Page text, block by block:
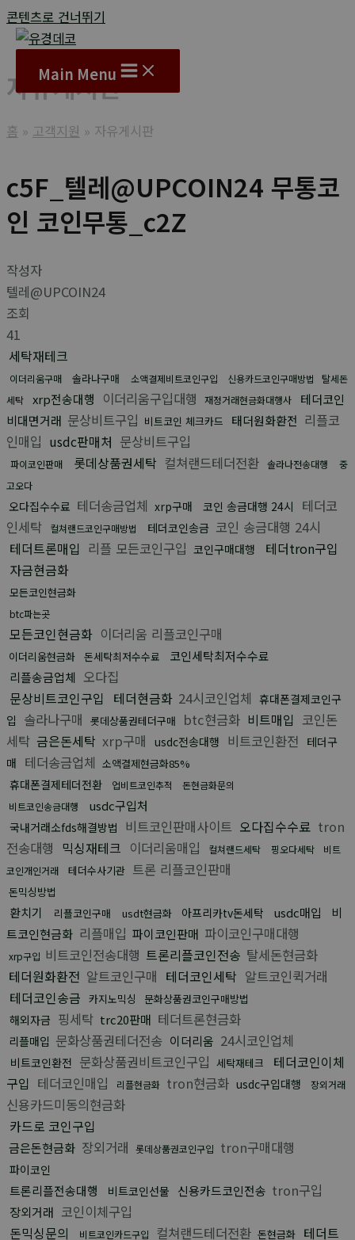
콘텐츠로 건너뛰기
Main Menu
자유게시판
홈 고객지원 자유게시판
c5F_텔레@UPCOIN24 무통코
인 코인무통_c2Z
작성자
텔레@UPCOIN24
조회
41
세탁재테크
이더리움구매 솔라나구매 소액결제비트코인구입 신용카드코인구매방법
탈세돈
세탁
xrp전송대행 이더리움구입대행 재정거래현금화대행사
테더코인
비대면거래 문상비트구입 비트코인 체크카드 태더원화환전 리플코
인매입 usdc판매처 문상비트구입
파이코인판매 롯데상품권세탁 컬쳐랜드테더전환 솔라나전송대행
중
고오다
오다집수수료 테더송금업체 xrp구매 코인 송금대행 24시
테더코
인세탁
컬쳐랜드코인구매방법 테더코인송금 코인 송금대행 24시
테더트론매입 리플 모든코인구입 코인구매대행
테더tron구입
자금현금화
모든코인현금화
btc파는곳
모든코인현금화 이더리움 리플코인구매
이더리움현금화 돈세탁최저수수료
코인세탁최저수수료
리플송금업체 오다집
문상비트코인구입
테더현금화 24시코인업체 휴대폰결제코인구
입 솔라나구매 롯데상품권테더구매 btc현금화 비트매입 코인돈
세탁 금은돈세탁 xrp구매 usdc전송대행 비트코인환전 테더구
매 테더송금업체 소액결제현금화85%
휴대폰결제테더전환 업비트코인추적
돈현금화문의
비트코인송금대행
usdc구입처
국내거래소fds해결방법 비트코인판매사이트 오다집수수료 tron
전송대행 믹싱재테크 이더리움매입 컬쳐랜드세탁 핑오다세탁
비트
코인개인거래
테더수사기관 트론 리플코인판매
돈믹싱방법
환치기 리플코인구매 usdt현금화 아프리카tv돈세탁 usdc매입
비
트코인현금화 리플매입 파이코인판매 파이코인구매대행
xrp구입 비트코인전송대행 트론리플코인전송 탈세돈현금화
테더원화환전 알트코인구매 테더코인세탁 알트코인퀵거래
테더코인송금 카지노믹싱 문화상품권코인구매방법
해외자금 핑세탁 trc20판매 테더트론현금화
리플매입 문화상품권테더전송 이더리움 24시코인업체
비트코인환전 문화상품권비트코인구입 세탁재테크
테더코인이체
구입 테더코인매입 리플현금화 tron현금화 usdc구입대행 장외거래
신용카드미동의현금화
카드로 코인구입
금은돈현금화 장외거래 롯데상품권코인구입 tron구매대행
파이코인
트론리플전송대행 비트코인선물 신용카드코인전송 tron구입
장외거래 코인이체구입
돈믹싱문의
비트코인카드구입 컬쳐랜드테더전환 돈현금화 테더트